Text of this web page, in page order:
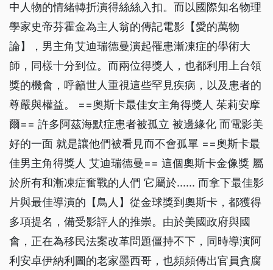
中人物的情緒轉折演得絲絲入扣。而以國際知名物理
學家史帝芬霍金為主人翁的傳記電影【愛的萬物
論】，男主角艾迪瑞德曼演起罹患漸凍症的學術大
師，同樣十分到位。而兩位得獎人，也都利用上台領
獎的機會，呼籲世人重視這些罕見疾病，以及患者的
尊嚴與權益。 ==奧斯卡最佳女主角得獎人 茱莉安摩
爾== 許多阿茲海默症患者被孤立 被邊緣化 而電影美
好的一面 就是讓他們被看見而不會孤單 ==奧斯卡最
佳男主角得獎人 艾迪瑞德曼== 這個奧斯卡金像獎 屬
於所有和漸凍症奮戰的人們 它屬於...... 而拿下最佳影
片與最佳導演的【鳥人】從金球獎到奧斯卡，都獲得
多項提名，備受影評人的推崇。由於美國政府與國
會，正在為移民法案改革問題僵持不下，同時導演阿
利安卓伊納利圖的老家墨西哥，也頻頻傳出官員貪腐